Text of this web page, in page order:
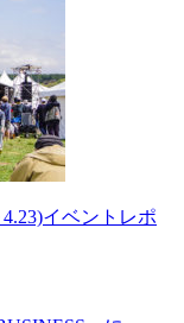
イベントレポ